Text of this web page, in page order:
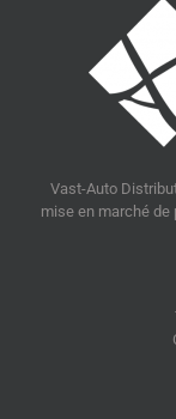
Vast-Auto
mise en marché